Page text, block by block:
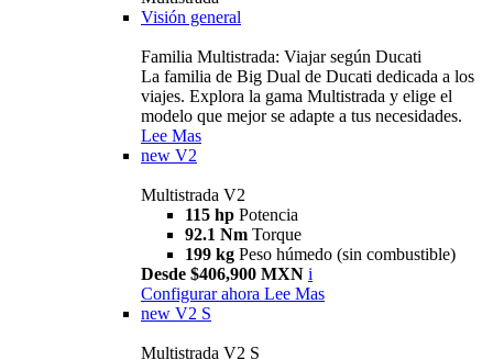
Visión general
Familia Multistrada: Viajar según Ducati
La familia de Big Dual de Ducati dedicada a los
viajes. Explora la gama Multistrada y elige el
modelo que mejor se adapte a tus necesidades.
Lee Mas
new V2
Multistrada V2
115 hp Potencia
92.1 Nm Torque
199 kg Peso húmedo (sin combustible)
Desde $406,900 MXN i
Configurar ahora Lee Mas
new V2 S
Multistrada V2 S